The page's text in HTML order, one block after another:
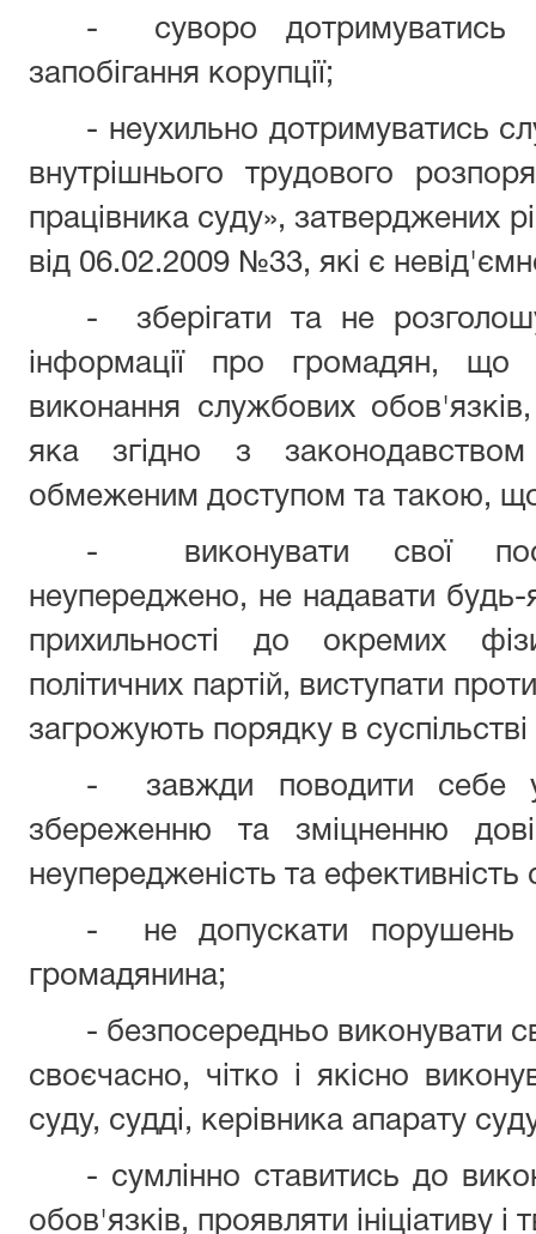
- суворо дотримуватись
запобігання корупції;
- неухильно дотримуватись
внутрішнього трудового
працівника суду», затверджених
від 06.02.2009 №33, які є
- зберігати та не
інформації про громадян,
виконання службових
яка згідно з
обмеженим доступом та такою,
- виконувати свої
неупереджено, не надавати будь-
прихильності до окремих
політичних партій, виступати
загрожують порядку в
- завжди поводити себе
збереженню та зміцненню
неупередженість та ефективність
- не допускати порушень
громадянина;
- безпосередньо виконувати
своєчасно, чітко і якісно
суду, судді, керівника апарату
- сумлінно ставитись до
обов'язків, проявляти ініціативу і